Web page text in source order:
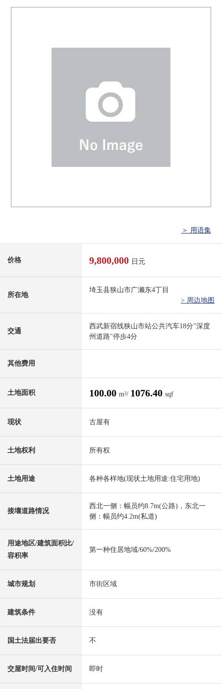
＞ 用语集
价格 9,800,000 日元
所在地
埼玉县狭山市广濑东4丁目
> 周边地图
交通
西武新宿线狭山市站公共汽车18分"深度
州道路"停歩4分
其他费用
土地面积 100.00 m²/ 1076.40 sqf
现状 古屋有
土地权利 所有权
土地用途 各种各样地(现状土地用途:住宅用地)
接壤道路情况
西北一侧：幅员约8.7m(公路)，东北一
侧：幅员约4.2m(私道)
用途地区/建筑面积比/
容积率
第一种住居地域/60%/200%
城市规划 市街区域
建筑条件 没有
国土法届出要否 不
交屋时间/可入住时间 即时